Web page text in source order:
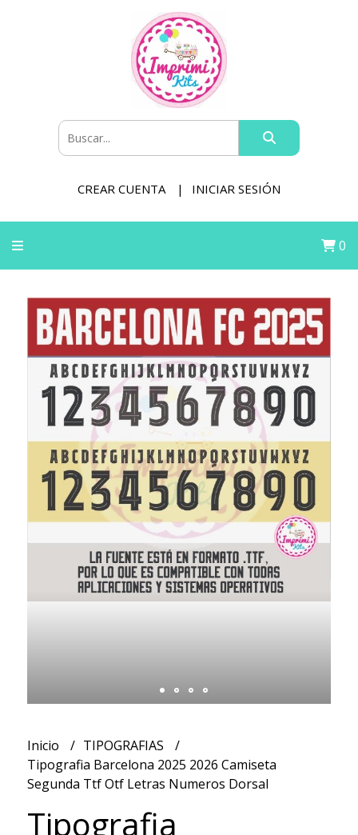
CREAR CUENTA INICIAR SESIÓN
0
Inicio
TIPOGRAFIAS
Tipografia Barcelona 2025 2026 Camiseta
Segunda Ttf Otf Letras Numeros Dorsal
Tipografia